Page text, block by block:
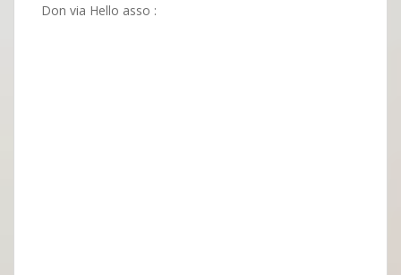
Don via Hello asso :